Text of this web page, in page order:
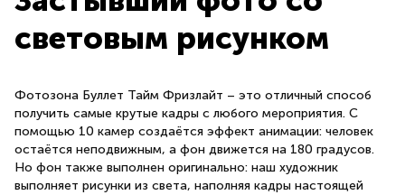
световым рисунком
Фотозона Буллет Тайм Фризлайт – это отличный способ
получить самые крутые кадры с любого мероприятия. С
помощью 10 камер создаётся эффект анимации: человек
остаётся неподвижным, а фон движется на 180 градусов.
Но фон также выполнен оригинально: наш художник
выполняет рисунки из света, наполняя кадры настоящей